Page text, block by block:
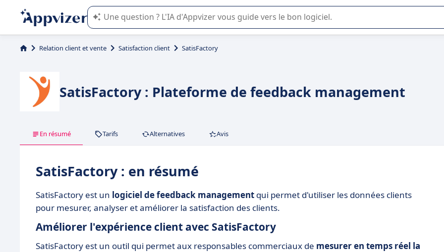
L'IA de Appvizer vous guide dans l'utilisation ou la sélection de logiciel SaaS en entreprise.
Relation client et vente Satisfaction client SatisFactory
SatisFactory : Plateforme de feedback management
En résumé Tarifs Alternatives Avis
SatisFactory : en résumé
SatisFactory est un logiciel de feedback management qui permet d'utiliser les données clients
pour mesurer, analyser et améliorer la satisfaction des clients.
Améliorer l'expérience client avec SatisFactory
SatisFactory est un outil qui permet aux responsables commerciaux de mesurer en temps réel la